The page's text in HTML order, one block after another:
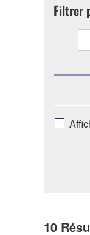
Filtrer
10